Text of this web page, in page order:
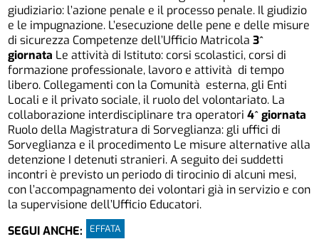
giudiziario: l’azione penale e il processo penale. Il giudizio
e le impugnazione. L’esecuzione delle pene e delle misure
di sicurezza Competenze dell’Ufficio Matricola3^
giornata Le attività di Istituto: corsi scolastici, corsi di
formazione professionale, lavoro e attività di tempo
libero. Collegamenti con la Comunità esterna, gli Enti
Locali e il privato sociale, il ruolo del volontariato. La
collaborazione interdisciplinare tra operatori4^ giornata
Ruolo della Magistratura di Sorveglianza: gli uffici di
Sorveglianza e il procedimento Le misure alternative alla
detenzione I detenuti stranieri. A seguito dei suddetti
incontri è previsto un periodo di tirocinio di alcuni mesi,
con l’accompagnamento dei volontari già in servizio e con
la supervisione dell’Ufficio Educatori.
SEGUI ANCHE:
EFFATA